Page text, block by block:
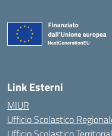
Link Esterni
MIUR
Ufficio Scolastico